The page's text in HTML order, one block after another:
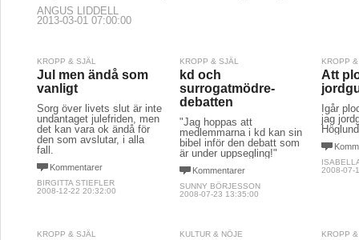
ANGUS LIDDELL
2013-03-01 07:00:00
KROPP & SJÄL
Jul men ändå som
vanligt
Sorg över livets slut är inte
undantaget julefriden, men
det kan vara ok ändå för
den som avslutar, i alla
fall.
Kommentarer
BIRGITTA STIEFLER
2008-12-22 20:32:00
KROPP & SJÄL
kd och
surrogatmödre-
debatten
"Jag hoppas att
medlemmarna i kd kan sin
bibel inför den debatt som
är under uppsegling!"
Kommentarer
SUNNY BÖRJESSON
2008-07-23 13:35:00
KROPP
Att
Igår
jag
2008-07-
KROPP & SJÄL KULTUR & NÖJE KROPP